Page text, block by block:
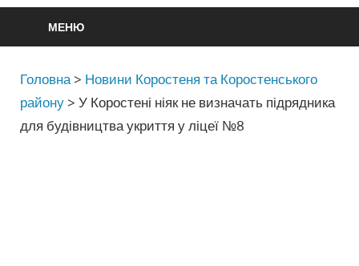
МЕНЮ
Головна > Новини Коростеня та Коростенського
району >У Коростені ніяк не визначать підрядника
для будівництва укриття у ліцеї №8